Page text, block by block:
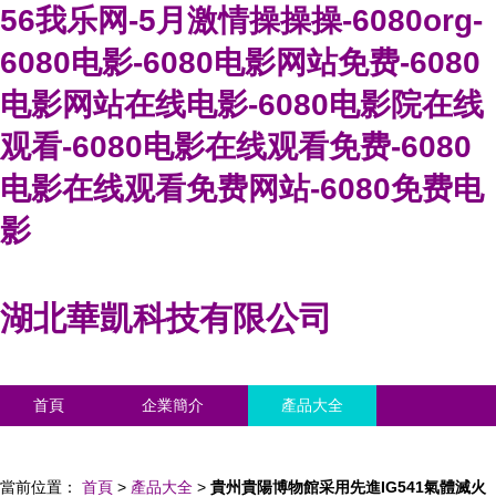
56我乐网-5月激情操操操-6080org-
6080电影-6080电影网站免费-6080
电影网站在线电影-6080电影院在线
观看-6080电影在线观看免费-6080
电影在线观看免费网站-6080免费电
影
湖北華凱科技有限公司
首頁 企業簡介 產品大全
當前位置： 首頁 > 產品大全 > 貴州貴陽博物館采用先進IG541氣體滅火